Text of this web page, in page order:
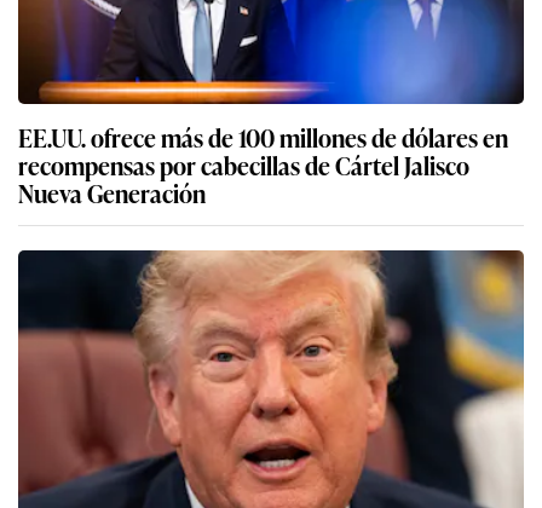
EE.UU. ofrece más de 100 millones de dólares en
recompensas por cabecillas de Cártel Jalisco
Nueva Generación